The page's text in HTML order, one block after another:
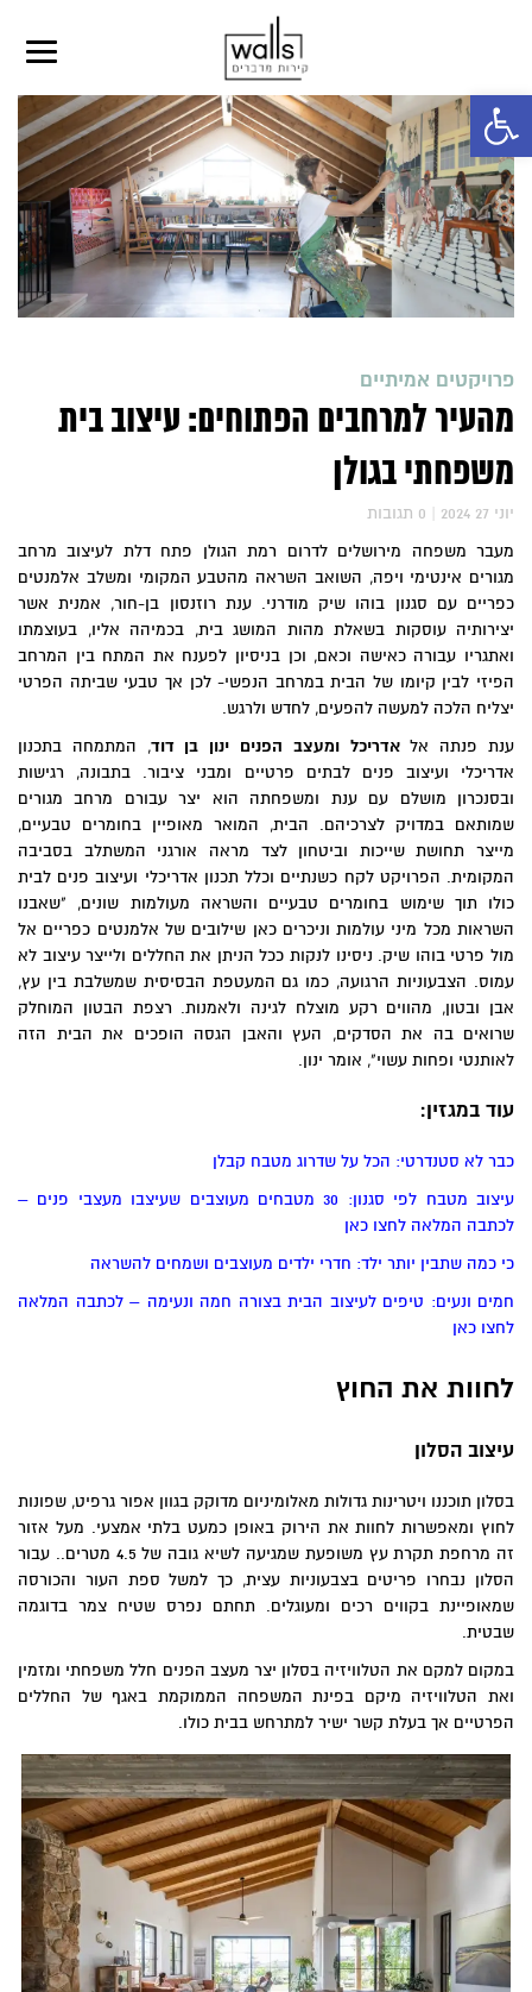
פתח סרגל נגישות
פרויקטים אמיתיים
מהעיר למרחבים הפתוחים: עיצוב בית
משפחתי בגולן
2024 יוני 27 0 תגובות
מעבר משפחה מירושלים לדרום רמת הגולן פתח דלת לעיצוב מרחב
מגורים אינטימי ויפה, השואב השראה מהטבע המקומי ומשלב אלמנטים
כפריים עם סגנון בוהו שיק מודרני. ענת רוזנסון בן-חור, אמנית אשר
יצירותיה עוסקות בשאלת מהות המושג בית, בכמיהה אליו, בעוצמתו
ואתגריו עבורה כאישה וכאם, וכן בניסיון לפענח את המתח בין המרחב
הפיזי לבין קיומו של הבית במרחב הנפשי- לכן אך טבעי שביתה הפרטי
יצליח הלכה למעשה להפעים, לחדש ולרגש.
ענת פנתה אלאדריכל ומעצב הפנים ינון בן דוד, המתמחה בתכנון
אדריכלי ועיצוב פנים לבתים פרטיים ומבני ציבור. בתבונה, רגישות
ובסנכרון מושלם עם ענת ומשפחתה הוא יצר עבורם מרחב מגורים
שמותאם במדויק לצרכיהם. הבית, המואר מאופיין בחומרים טבעיים,
מייצר תחושת שייכות וביטחון לצד מראה אורגני המשתלב בסביבה
המקומית. הפרויקט לקח כשנתיים וכלל תכנון אדריכלי ועיצוב פנים לבית
כולו תוך שימוש בחומרים טבעיים והשראה מעולמות שונים, "שאבנו
השראות מכל מיני עולמות וניכרים כאן שילובים של אלמנטים כפריים אל
מול פרטי בוהו שיק. ניסינו לנקות ככל הניתן את החללים ולייצר עיצוב לא
עמוס. הצבעוניות הרגועה, כמו גם המעטפת הבסיסית שמשלבת בין עץ,
אבן ובטון, מהווים רקע מוצלח לגינה ולאמנות. רצפת הבטון המוחלק
שרואים בה את הסדקים, העץ והאבן הגסה הופכים את הבית הזה
לאותנטי ופחות עשוי", אומר ינון.
עוד במגזין:
כבר לא סטנדרטי: הכל על שדרוג מטבח קבלן
עיצוב מטבח לפי סגנון: 30 מטבחים מעוצבים שעיצבו מעצבי פנים –
לכתבה המלאה לחצו כאן
כי כמה שתבין יותר ילד: חדרי ילדים מעוצבים ושמחים להשראה
חמים ונעים: טיפים לעיצוב הבית בצורה חמה ונעימה – לכתבה המלאה
לחצו כאן
לחוות את החוץ
עיצוב הסלון
בסלון תוכננו ויטרינות גדולות מאלומיניום מדוקק בגוון אפור גרפיט, שפונות
לחוץ ומאפשרות לחוות את הירוק באופן כמעט בלתי אמצעי. מעל אזור
זה מרחפת תקרת עץ משופעת שמגיעה לשיא גובה של 4.5 מטרים.. עבור
הסלון נבחרו פריטים בצבעוניות עצית, כך למשל ספת העור והכורסה
שמאופיינת בקווים רכים ומעוגלים. תחתם נפרס שטיח צמר בדוגמה
שבטית.
במקום למקם את הטלוויזיה בסלון יצר מעצב הפנים חלל משפחתי ומזמין
ואת הטלוויזיה מיקם בפינת המשפחה הממוקמת באגף של החללים
הפרטיים אך בעלת קשר ישיר למתרחש בבית כולו.